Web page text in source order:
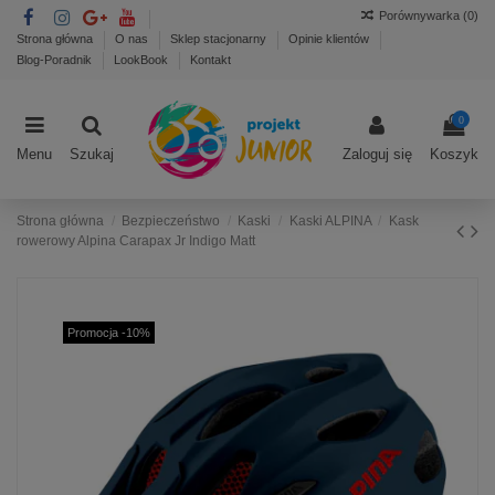
Strona główna O nas Sklep stacjonarny
Opinie klientów
Blog-Poradnik
LookBook Kontakt
Porównywarka (0)
Menu Szukaj Zaloguj się
0
Koszyk
Strona główna Bezpieczeństwo Kaski Kaski ALPINA
Kask
rowerowy Alpina Carapax Jr Indigo Matt
Promocja -10%